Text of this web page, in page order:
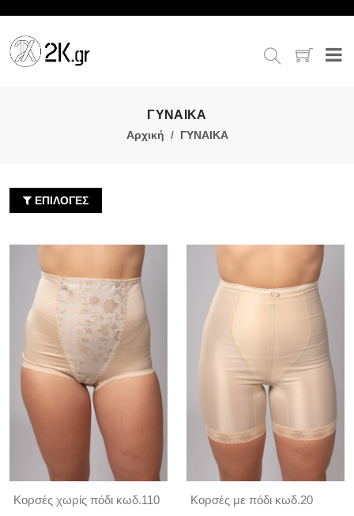
ΓΥΝΑΙΚΑ
Αρχική ΓΥΝΑΙΚΑ
ΕΠΙΛΟΓΕΣ
Κορσές χωρίς πόδι κωδ.110 Κορσές με πόδι κωδ.20